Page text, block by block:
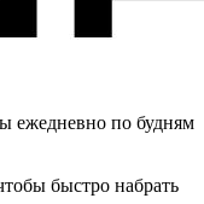
ежедневно по будням
быстро набрать